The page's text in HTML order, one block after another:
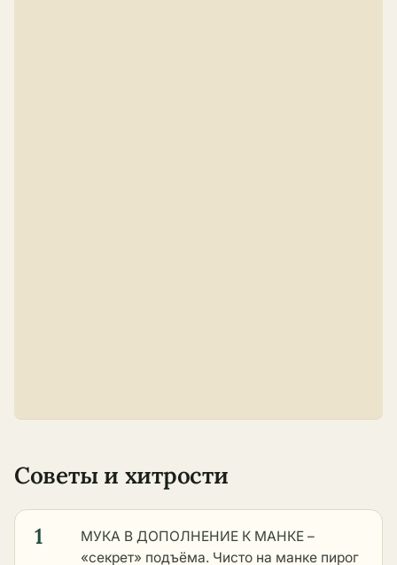
Советы и хитрости
1
МУКА В ДОПОЛНЕНИЕ К МАНКЕ –
«секрет» подъёма. Чисто на манке пирог